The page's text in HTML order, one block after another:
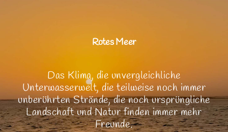
Rotes Meer
Das Klima, die unvergleichliche
Unterwasserwelt, die teilweise noch immer
unberührten Strände, die noch ursprüngliche
Landschaft und Natur finden immer mehr
Freunde.